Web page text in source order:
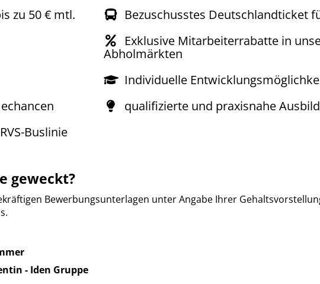
zu 50 € mtl.
Bezuschusstes Deutschlandticket
Exklusive Mitarbeiterrabatte in
Abholmärkten
Individuelle
qualifizierte und praxisnahe
Buslinie
geweckt?
Bewerbungsunterlagen unter Angabe Ihrer
- Iden Gruppe